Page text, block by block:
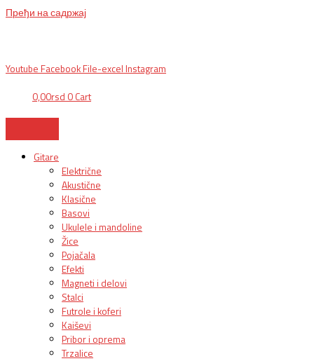
Пређи на садржај
Youtube Facebook File-excel Instagram
0,00rsd 0 Cart
Gitare
Električne
Akustične
Klasične
Basovi
Ukulele i mandoline
Žice
Pojačala
Efekti
Magneti i delovi
Stalci
Futrole i koferi
Kaiševi
Pribor i oprema
Trzalice